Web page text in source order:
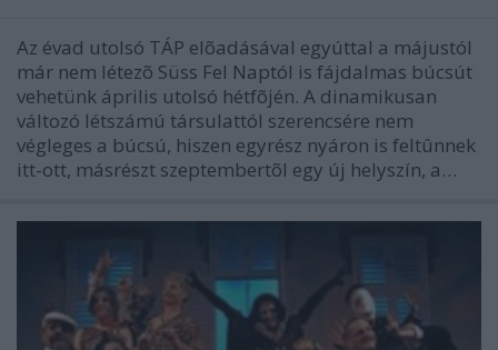
Az évad utolsó TÁP elõadásával egyúttal a májustól
már nem létezõ Süss Fel Naptól is fájdalmas búcsút
vehetünk április utolsó hétfõjén. A dinamikusan
változó létszámú társulattól szerencsére nem
végleges a búcsú, hiszen egyrész nyáron is feltûnnek
itt-ott, másrészt szeptembertõl egy új helyszín, a…